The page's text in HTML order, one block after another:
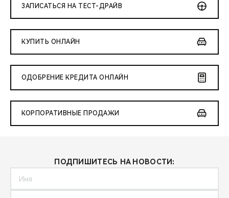
ЗАПИСАТЬСЯ НА ТЕСТ-ДРАЙВ
КУПИТЬ ОНЛАЙН
ОДОБРЕНИЕ КРЕДИТА ОНЛАЙН
КОРПОРАТИВНЫЕ ПРОДАЖИ
ПОДПИШИТЕСЬ НА НОВОСТИ: